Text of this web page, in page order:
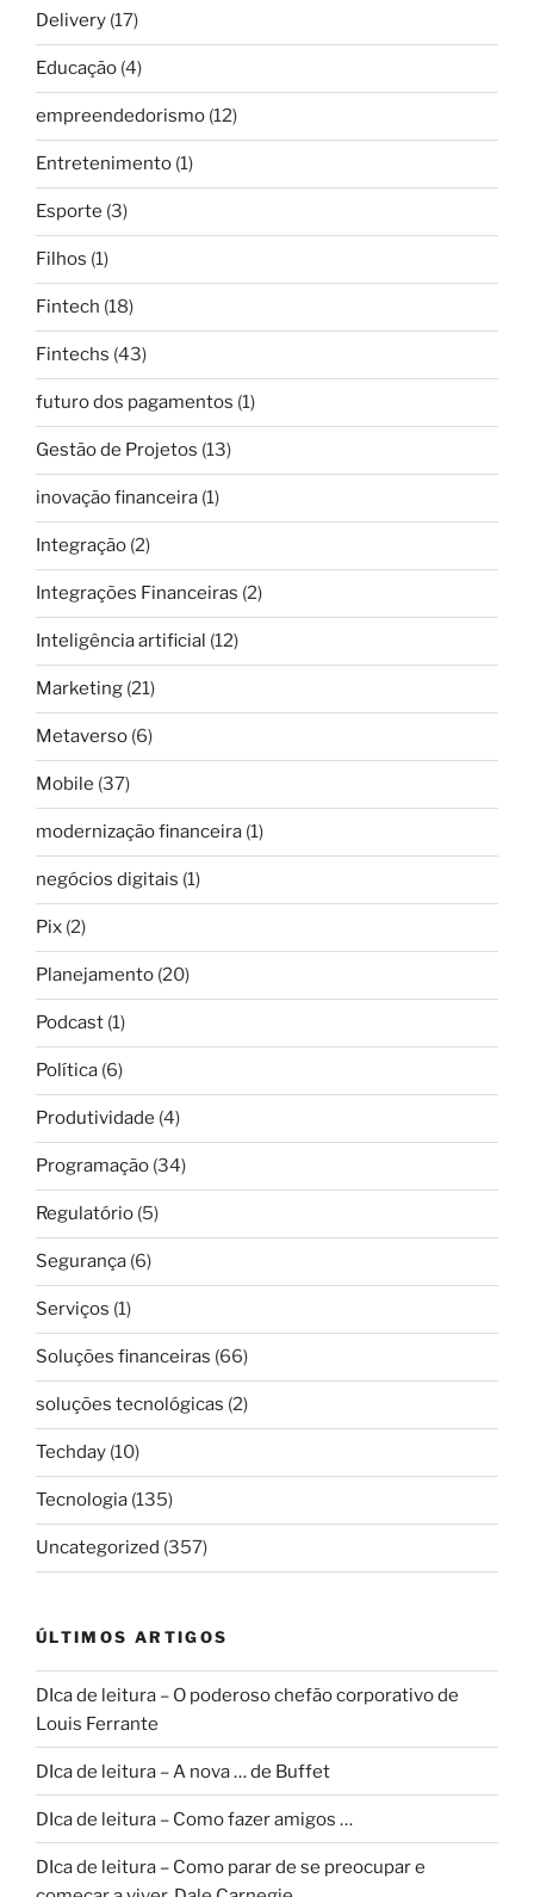
Delivery (17)
Educação (4)
empreendedorismo (12)
Entretenimento (1)
Esporte (3)
Filhos (1)
Fintech (18)
Fintechs (43)
futuro dos pagamentos (1)
Gestão de Projetos (13)
inovação financeira (1)
Integração (2)
Integrações Financeiras (2)
Inteligência artificial (12)
Marketing (21)
Metaverso (6)
Mobile (37)
modernização financeira (1)
negócios digitais (1)
Pix (2)
Planejamento (20)
Podcast (1)
Política (6)
Produtividade (4)
Programação (34)
Regulatório (5)
Segurança (6)
Serviços (1)
Soluções financeiras (66)
soluções tecnológicas (2)
Techday (10)
Tecnologia (135)
Uncategorized (357)
ÚLTIMOS ARTIGOS
DIca de leitura – O poderoso chefão corporativo de
Louis Ferrante
DIca de leitura – A nova … de Buffet
DIca de leitura – Como fazer amigos …
DIca de leitura – Como parar de se preocupar e